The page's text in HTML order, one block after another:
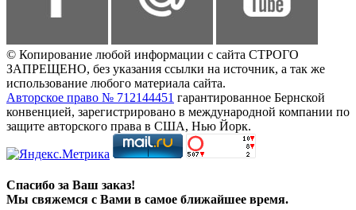
© Копирование любой информации с сайта СТРОГО
ЗАПРЕЩЕНО, без указания ссылки на источник, а так же
использование любого материала сайта.
Авторское право № 712144451 гарантированное Бернской
конвенцией, зарегистрировано в международной компании по
защите авторского права в США, Нью Йорк.
Спасибо за Ваш заказ!
Мы свяжемся с Вами в самое ближайшее время.